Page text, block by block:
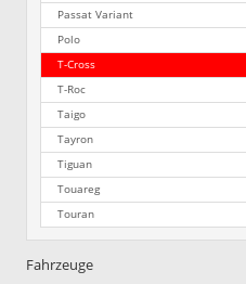
Passat Variant
Polo
T-Cross
T-Roc
Taigo
Tayron
Tiguan
Touareg
Touran
Fahrzeuge